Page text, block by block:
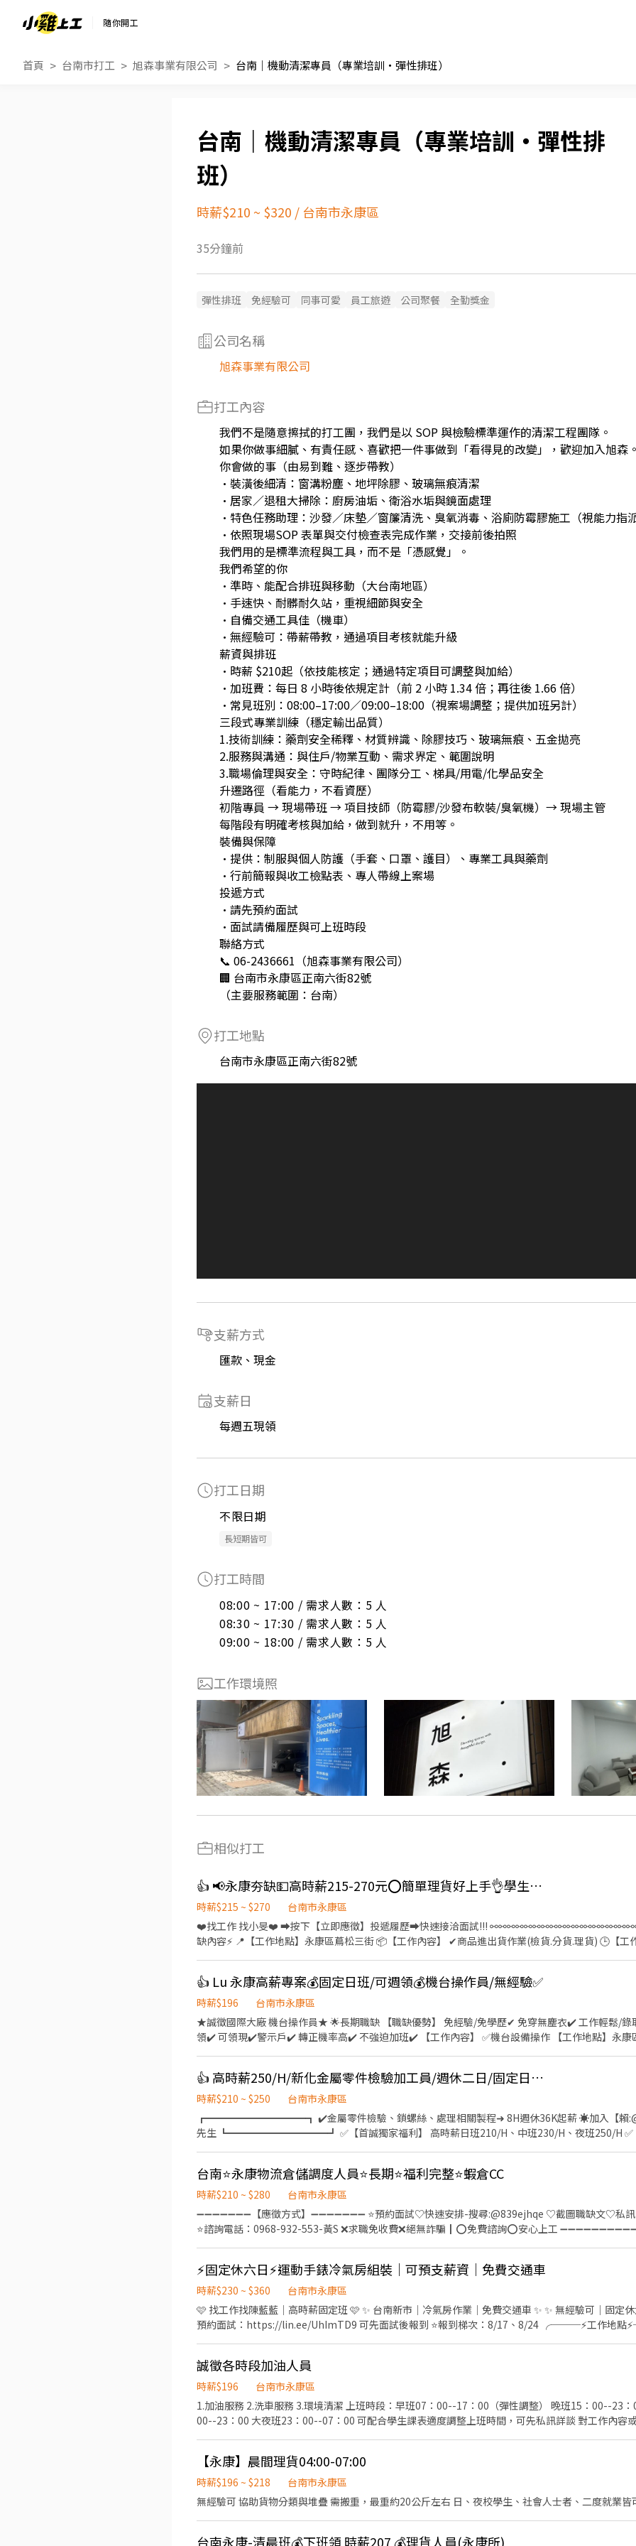
隨你開工
首頁 台南市打工 旭森事業有限公司 台南｜機動清潔專員（專業培訓・彈性排班）
台南｜機動清潔專員（專業培訓・彈性排
班）
時薪$210 ~ $320 / 台南市永康區
35分鐘前
彈性排班 免經驗可 同事可愛 員工旅遊 公司聚餐 全勤獎金
公司名稱
旭森事業有限公司
打工內容
我們不是隨意擦拭的打工團，我們是以 SOP 與檢驗標準運作的清潔工程團隊。
如果你做事細膩、有責任感、喜歡把一件事做到「看得見的改變」，歡迎加入旭森
你會做的事（由易到難、逐步帶教）
•裝潢後細清：窗溝粉塵、地坪除膠、玻璃無痕清潔
•居家／退租大掃除：廚房油垢、衛浴水垢與鏡面處理
•特色任務助理：沙發／床墊／窗簾清洗、臭氧消毒、浴廁防霉膠施工（視能力指
•依照現場SOP 表單與交付檢查表完成作業，交接前後拍照
我們用的是標準流程與工具，而不是「憑感覺」。
我們希望的你
•準時、能配合排班與移動（大台南地區）
•手速快、耐髒耐久站，重視細節與安全
•自備交通工具佳（機車）
•無經驗可：帶薪帶教，通過項目考核就能升級
薪資與排班
•時薪 $210起（依技能核定；通過特定項目可調整與加給）
•加班費：每日 8 小時後依規定計（前 2 小時 1.34 倍；再往後 1.66 倍）
•常見班別：08:00–17:00／09:00–18:00（視案場調整；提供加班另計）
三段式專業訓練（穩定輸出品質）
1.技術訓練：藥劑安全稀釋、材質辨識、除膠技巧、玻璃無痕、五金拋亮
2.服務與溝通：與住戶/物業互動、需求界定、範圍說明
3.職場倫理與安全：守時紀律、團隊分工、梯具/用電/化學品安全
升遷路徑（看能力，不看資歷）
初階專員 → 現場帶班 → 項目技師（防霉膠/沙發布軟裝/臭氧機）→ 現場主管
每階段有明確考核與加給，做到就升，不用等。
裝備與保障
•提供：制服與個人防護（手套、口罩、護目）、專業工具與藥劑
•行前簡報與收工檢點表、專人帶線上案場
投遞方式
•請先預約面試
•面試請備履歷與可上班時段
聯絡方式
📞 06-2436661（旭森事業有限公司）
🏢 台南市永康區正南六街82號
（主要服務範圍：台南）
打工地點
台南市永康區正南六街82號
支薪方式
匯款、現金
支薪日
每週五現領
打工日期
不限日期
長短期皆可
打工時間
08:00 ~ 17:00 / 需求人數：5 人
08:30 ~ 17:30 / 需求人數：5 人
09:00 ~ 18:00 / 需求人數：5 人
工作環境照
相似打工
👍 📢永康夯缺💵高時薪215-270元⭕簡單理貨好上手👌學生可💯可視訊面試(J-蝦)
時薪$215 ~ $270
台南市永康區
❤️‍找工作 找小旻❤️‍ ➡按下【立即應徵】投遞履歷➡快速接洽面試!!!
缺內容⚡ 📍【工作地點】永康區蔦松三街 📦【工作內容】 ✔商品進出貨作業(檢貨.分貨.理貨) 🕒【工作時間、薪資】 📌早
ෆෆෆෆෆෆ✨ ❤️‍服務專員:小旻 ❤️‍加賴詢問:搜尋帳號@547qfznf（記得加＠） ❤️‍點擊加入:https://
缺截圖+姓名+電話)
👍 Lu 永康高薪專案💰固定日班/可週領💰機台操作員/無經驗✅
時薪$196
台南市永康區
★誠徵國際大廠 機台操作員★ 🌟長期職缺 【職缺優勢】 免經驗/免學歷✔ 免穿無塵衣✔️ 工作輕鬆/錄取率高✔ 環境好✔️ 可預支/週
領✔️ 可領現✔️警示戶✔️ 轉正機率高✔️ 不強迫加班✔️ 【工作內容】 ✅機台設備操作 【工作地點】永康區永科路（永康工業區） 💰
支、週領 【伙食】補助供餐 【工作環境】免穿無塵衣 🌟提供借支或週領服務，月底不怕荷包乾💰 🌟提供領現金服務，警示戶再
也不用怕 ⋆⁺₊⋆ 心動不如馬上行動⋆⁺₊ 🔥立即卡位 名額有限 ⋆⁺₊⋆ 尋找合適喜歡的工作歡迎洽詢—汝汝☺️ ☎️市內電話：06-
2040501 #20 ☎️手機電話：0983400108（電話不能加賴） ❄電子郵件：yu6012@shoucheng.tw
喔） ❄面試時間：週一～週五 AM10:00～PM17:00 ❄親洽：台南市永康區永大路三段249號 ❄營業
12:00～13:00 🌟《不收取任何費用😊》
👍 高時薪250/H/新化金屬零件檢驗加工員/週休二日/固定日夜班/可週領
時薪$210 ~ $250
台南市永康區
┏━━━━━━━━━━┓ ✔️金屬零件檢驗、鎖螺絲、處理相關製程➜ 8H週休36K起薪 ☀️加入【賴
先生 ┗━━━━━━━━━━┛ ✅【首誠獨家福利】 高時薪日班210/H、中班230/H、夜班250/H ✅
轉聲音 ⭕️[配合]➜ 訂單大需加班、久站、長時間搬重 ⭕️[福利]➜ 三節禮盒、享勞保、健保、團保、
(需配合加班) ⭕️[內容]➜ 金屬零件鎖螺絲、表面加工、處理相關製程、產品檢驗 ⭕️[8H制週休]
⚡▃▃▃ ▶️薪水：8H未加班$210/H ➜未加班$36,960 ✴️加班：延時加班3H$281~350/H ➜最高可領【
班8H$281~350/H ➜最高可領【$67,000】 ▃▃▃⚡晚班：17:00 ~ 01:30 ⚡▃▃▃ ▶️薪水：8H未加
加班：延時加班3H$308~384/H ➜最高可領【$62,000】 ✅加班：休假加班8H$308~384/H ➜最高
班：23:30 ~ 08:00 ⚡▃▃▃ ▶️薪水：8H未加班$250/H ➜未加班$44,000 ✴️加班：延時加班
【$67,000】 ✅加班：休假加班8H$335~417/H ➜最高可領【$80,000】 ▬▬▬▬▬▬【應徵找張先
作其實可以很快很簡單 ☎️ 親洽台南市永康區永大路3段249號應徵找張先生
台南⭐永康物流倉儲調度人員⭐長期⭐福利完整⭐蝦倉CC
時薪$210 ~ $280
台南市永康區
➖➖➖➖➖➖➖【應徵方式】➖➖➖➖➖➖➖ ⭐預約面試♡快速安排-搜尋:@839ejhqe ♡截圖職缺文♡
⭐諮詢電話：0968-932-553-黃S ❌求職免收費❌絕無詐騙┃⭕️免費諮詢⭕️安心上工
碼頭相關業務 監控運輸車趟進度 處理運輸異常事件 系統設定及相關操作 統整、記錄運輸車趟資訊
派 其他日常行政作業 📌 工作需具備基本電腦操作能力，並能處理車趟調度及突發狀況。 💰【薪資待遇】 時薪 $210～$280 ※ 實
際薪資依班別、經驗及面試條件核定。 🎁【工作福利】 年終獎金：依公司年度營運狀況及個人績效評定 年度調薪：依公司年度
營運狀況及個人績效評估
⚡固定休六日⚡運動手錶冷氣房組裝｜可預支薪資｜免費交通車
時薪$230 ~ $360
台南市永康區
🩷 找工作找陳藍藍｜高時薪固定班 🩷 ✨ 台南新市｜冷氣房作業｜免費交通車 ✨ ✨ 無經驗可｜固定休六日
預約面試：https://lin.ee/UhImTD9 可先面試後報到 ⭐報到梯次：8/17、8/24 ╭───⚡工作地點⚡───╮ 台南市新市區提塘
$54,500（含加班） 🌙 夜班｜20:00－05:00 💰 時薪 $270 💵 月約 $47,520～$64,000（含加班） 🍴 餐費補貼：每日 $85 加班滿2
小時再+$85 🚌 免費交通車🚌 ➊ 北區安南線： 北區和緯路 → 北區大興街 → 安南安吉路一段 ➋ 台南大橋線： 安平府前路二段 →
中西中山路 → 永康中山南路 → 永康中華路 → 永康中正北路 💫💫💫員工福利💫💫💫 ✅ 固定班別，不輪班 ✅ 休假制度：週一~五
上班，固定休六日 ✅ 勞健保、勞退、團保 完整保障 ✅ 三節禮金：端午、中秋、生日，每次 $600 ✅
每人獎金 $500（無上限） ✅ 免費停車場，機車族方便停車 ✅ 可預支薪資 ✅ 免費交通車 ✅ 員工餐廳用餐 ╭────⚡應
⚡────╮ 聯絡 陳小姐✨ 預約面試： 應徵預約請點選加入➡️ https://lin.ee/UhImTD9 • 📞 電話
𝐋𝐈𝐍𝐄： 搜尋帳號 @252fmefb
誠徵各時段加油人員
時薪$196
台南市永康區
1.加油服務 2.洗車服務 3.環境清潔 上班時段：早班07：00--17：00（彈性調整） 晚班15：00--23：00（彈性調整） 晚班17：
00--23：00 大夜班23：00--07：00 可配合學生課表適度調整上班時間，可先私訊詳談 對工作內容或時間有疑問可直接私訊或撥
【永康】晨間理貨04:00-07:00
時薪$196 ~ $218
台南市永康區
無經驗可 協助貨物分類與堆疊 需搬重，最重約20公斤左右 日、夜校學生、社會人士者、二度就業皆
台南永康-清晨班💰下班領 時薪207 💰理貨人員(永康所)